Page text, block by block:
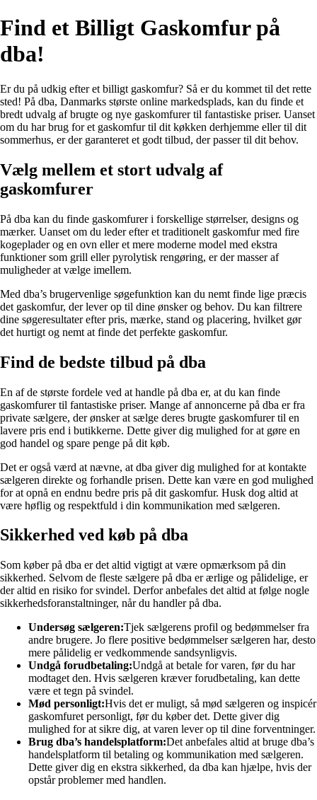
Find et Billigt Gaskomfur på
dba!
Er du på udkig efter et billigt gaskomfur? Så er du kommet til det rette
sted! På dba, Danmarks største online markedsplads, kan du finde et
bredt udvalg af brugte og nye gaskomfurer til fantastiske priser. Uanset
om du har brug for et gaskomfur til dit køkken derhjemme eller til dit
sommerhus, er der garanteret et godt tilbud, der passer til dit behov.
Vælg mellem et stort udvalg af
gaskomfurer
På dba kan du finde gaskomfurer i forskellige størrelser, designs og
mærker. Uanset om du leder efter et traditionelt gaskomfur med fire
kogeplader og en ovn eller et mere moderne model med ekstra
funktioner som grill eller pyrolytisk rengøring, er der masser af
muligheder at vælge imellem.
Med dba’s brugervenlige søgefunktion kan du nemt finde lige præcis
det gaskomfur, der lever op til dine ønsker og behov. Du kan filtrere
dine søgeresultater efter pris, mærke, stand og placering, hvilket gør
det hurtigt og nemt at finde det perfekte gaskomfur.
Find de bedste tilbud på dba
En af de største fordele ved at handle på dba er, at du kan finde
gaskomfurer til fantastiske priser. Mange af annoncerne på dba er fra
private sælgere, der ønsker at sælge deres brugte gaskomfurer til en
lavere pris end i butikkerne. Dette giver dig mulighed for at gøre en
god handel og spare penge på dit køb.
Det er også værd at nævne, at dba giver dig mulighed for at kontakte
sælgeren direkte og forhandle prisen. Dette kan være en god mulighed
for at opnå en endnu bedre pris på dit gaskomfur. Husk dog altid at
være høflig og respektfuld i din kommunikation med sælgeren.
Sikkerhed ved køb på dba
Som køber på dba er det altid vigtigt at være opmærksom på din
sikkerhed. Selvom de fleste sælgere på dba er ærlige og pålidelige, er
der altid en risiko for svindel. Derfor anbefales det altid at følge nogle
sikkerhedsforanstaltninger, når du handler på dba.
Undersøg sælgeren:Tjek sælgerens profil og bedømmelser fra
andre brugere. Jo flere positive bedømmelser sælgeren har, desto
mere pålidelig er vedkommende sandsynligvis.
Undgå forudbetaling:Undgå at betale for varen, før du har
modtaget den. Hvis sælgeren kræver forudbetaling, kan dette
være et tegn på svindel.
Mød personligt:Hvis det er muligt, så mød sælgeren og inspicér
gaskomfuret personligt, før du køber det. Dette giver dig
mulighed for at sikre dig, at varen lever op til dine forventninger.
Brug dba’s handelsplatform:Det anbefales altid at bruge dba’s
handelsplatform til betaling og kommunikation med sælgeren.
Dette giver dig en ekstra sikkerhed, da dba kan hjælpe, hvis der
opstår problemer med handlen.